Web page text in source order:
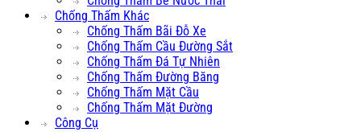
Chống Thấm Khác
Chống Thấm Bãi Đỗ Xe
Chống Thấm Cầu Đường Sắt
Chống Thấm Đá Tự Nhiên
Chống Thấm Đường Băng
Chống Thấm Mặt Cầu
Chống Thấm Mặt Đường
Công Cụ